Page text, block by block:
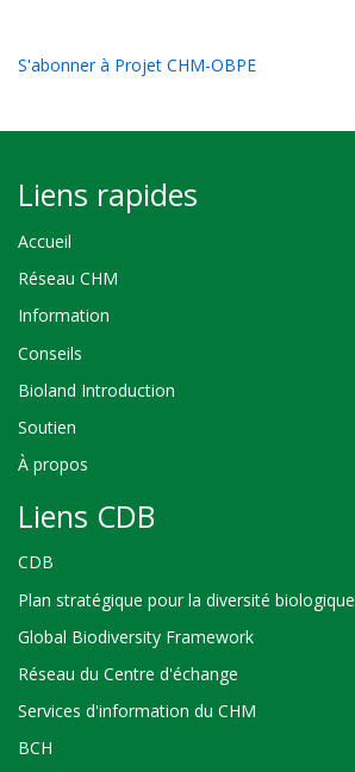
S'abonner à Projet CHM-OBPE
Liens rapides
Accueil
Réseau CHM
Information
Conseils
Bioland Introduction
Soutien
À propos
Liens CDB
CDB
Plan stratégique pour la diversité biologique
Global Biodiversity Framework
Réseau du Centre d'échange
Services d'information du CHM
BCH